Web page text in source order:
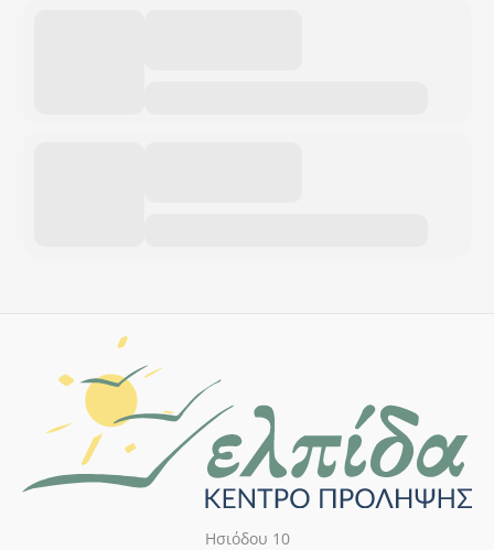
Ησιόδου 10